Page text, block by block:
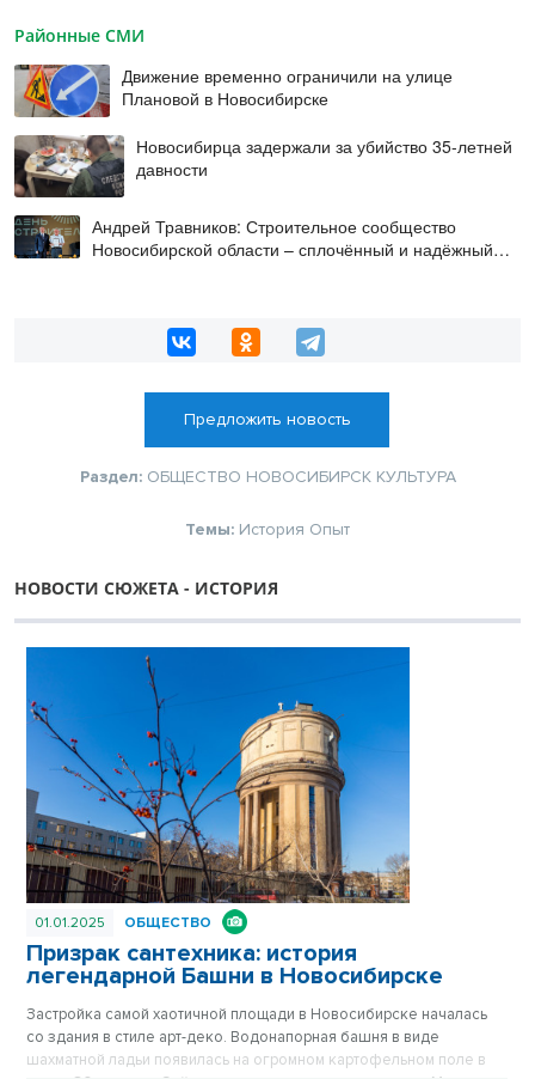
Районные СМИ
Движение временно ограничили на улице
Плановой в Новосибирске
Новосибирца задержали за убийство 35-летней
давности
Андрей Травников: Строительное сообщество
Новосибирской области – сплочённый и надёжный
Предложить новость
Раздел: ОБЩЕСТВО НОВОСИБИРСК КУЛЬТУРА
Темы: История Опыт
НОВОСТИ СЮЖЕТА - ИСТОРИЯ
01.01.2025 ОБЩЕСТВО
Призрак сантехника: история
легендарной Башни в Новосибирске
Застройка самой хаотичной площади в Новосибирске началась
со здания в стиле арт-деко. Водонапорная башня в виде
шахматной ладьи появилась на огромном картофельном поле в